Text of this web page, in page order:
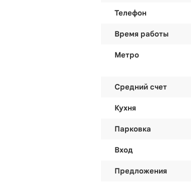
Телефон
Время работы
Метро
Средний счет
Кухня
Парковка
Вход
Предложения